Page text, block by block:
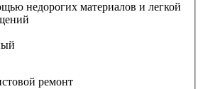
недорогих материалов и легкой
ремонт